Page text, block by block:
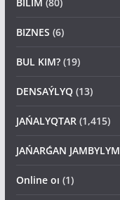
BİLİM (80)
BIZNES (6)
BUL KIM? (19)
DENSAÝLYQ(13)
JAŃALYQTAR(1,415)
JAŃARǴAN JAMBYLYM
Online oı (1)